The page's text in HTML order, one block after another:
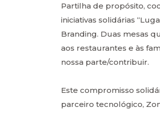
Partilha de propósito,
iniciativas solidárias
Branding. Duas mesas
aos restaurantes e às
nossa parte/contribuir.
Este compromisso
parceiro tecnológico,